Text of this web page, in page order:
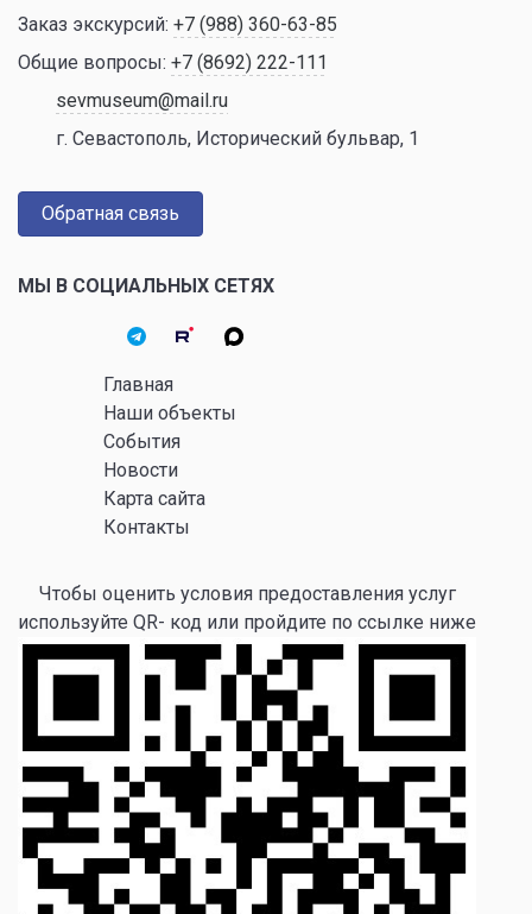
Заказ экскурсий: +7 (988) 360-63-85
Общие вопросы: +7 (8692) 222-111
sevmuseum@mail.ru
г. Севастополь, Исторический бульвар, 1
Обратная связь
МЫ В СОЦИАЛЬНЫХ СЕТЯХ
Главная
Наши объекты
События
Новости
Карта сайта
Контакты
Чтобы оценить условия предоставления услуг
используйте QR- код или пройдите по ссылке ниже